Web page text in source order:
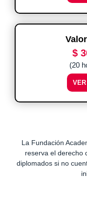
$
(20
La Fundación
reserva el derecho
diplomados si no